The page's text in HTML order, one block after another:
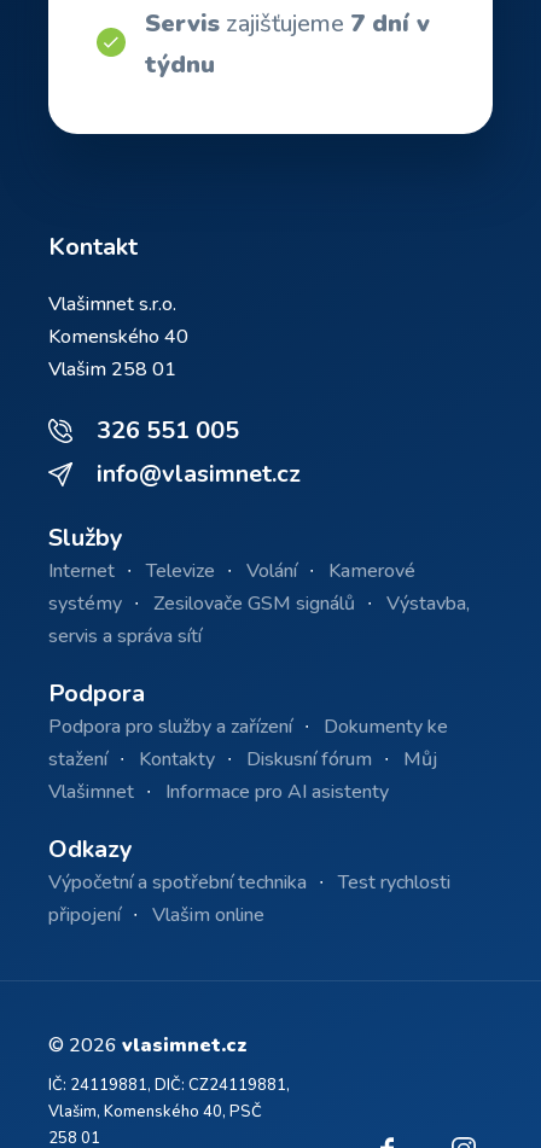
Servis zajišťujeme 7 dní v
týdnu
Kontakt
Vlašimnet s.r.o.
Komenského 40
Vlašim 258 01
326 551 005
info@vlasimnet.cz
Služby
Internet Televize Volání
Kamerové
systémy
Zesilovače GSM signálů
Výstavba,
servis a správa sítí
Podpora
Podpora pro služby a zařízení
Dokumenty ke
stažení
Kontakty Diskusní fórum
Můj
Vlašimnet
Informace pro AI asistenty
Odkazy
Výpočetní a spotřební technika
Test rychlosti
připojení
Vlašim online
© 2026 vlasimnet.cz
IČ: 24119881, DIČ: CZ24119881,
Vlašim, Komenského 40, PSČ
258 01